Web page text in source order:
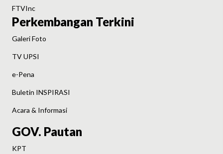
FTVInc
Perkembangan Terkini
Galeri Foto
TV UPSI
e-Pena
Buletin INSPIRASI
Acara & Informasi
GOV. Pautan
KPT